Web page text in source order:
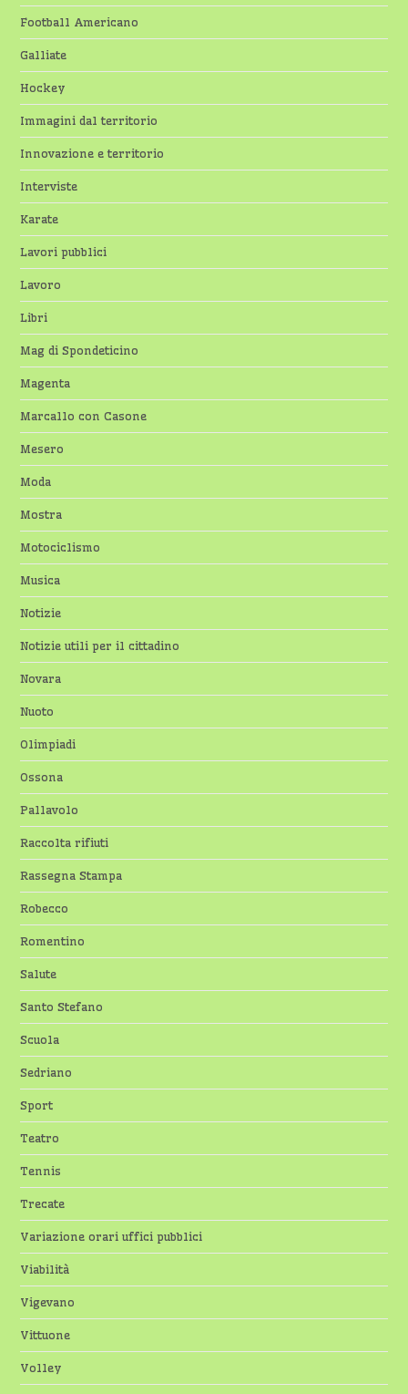
Football Americano
Galliate
Hockey
Immagini dal territorio
Innovazione e territorio
Interviste
Karate
Lavori pubblici
Lavoro
Libri
Mag di Spondeticino
Magenta
Marcallo con Casone
Mesero
Moda
Mostra
Motociclismo
Musica
Notizie
Notizie utili per il cittadino
Novara
Nuoto
Olimpiadi
Ossona
Pallavolo
Raccolta rifiuti
Rassegna Stampa
Robecco
Romentino
Salute
Santo Stefano
Scuola
Sedriano
Sport
Teatro
Tennis
Trecate
Variazione orari uffici pubblici
Viabilità
Vigevano
Vittuone
Volley